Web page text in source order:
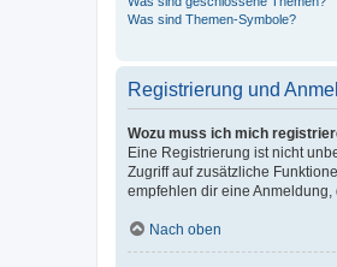
Was sind Themen-Symbole?
Registrierung und
Wozu muss ich mich
Eine Registrierung ist nicht
Zugriff auf zusätzliche
empfehlen dir eine
Nach oben